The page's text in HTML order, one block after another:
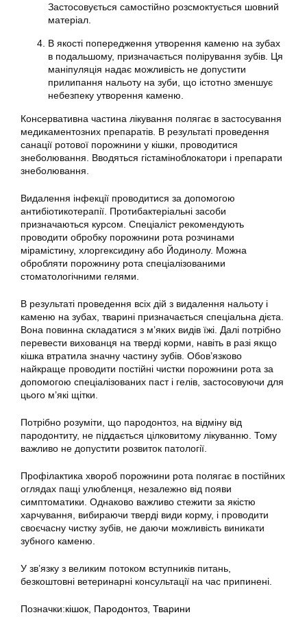
Застосовується самостійно розсмоктується шовний
матеріал.
В якості попередження утворення каменю на зубах
в подальшому, призначається полірування зубів. Ця
маніпуляція надає можливість не допустити
прилипання нальоту на зуби, що істотно зменшує
небезпеку утворення каменю.
Консервативна частина лікування полягає в застосування
медикаментозних препаратів. В результаті проведення
санації ротової порожнини у кішки, проводитися
знеболювання. Вводяться гістаміноблокатори і препарати
знеболювання.
Видалення інфекції проводитися за допомогою
антибіотикотерапії. Протибактеріальні засоби
призначаються курсом. Спеціаліст рекомендують
проводити обробку порожнини рота розчинами
мірамістину, хлоргексидину або Йодинолу. Можна
обробляти порожнину рота спеціалізованими
стоматологічними гелями.
В результаті проведення всіх дій з видалення нальоту і
каменю на зубах, тварині призначається спеціальна дієта.
Вона повинна складатися з м’яких видів їжі. Далі потрібно
перевести вихованця на тверді корми, навіть в разі якщо
кішка втратила значну частину зубів. Обов’язково
найкраще проводити постійні чистки порожнини рота за
допомогою спеціалізованих паст і гелів, застосовуючи для
цього м’які щітки.
Потрібно розуміти, що пародонтоз, на відміну від
пародонтиту, не піддається цілковитому лікуванню. Тому
важливо не допустити розвиток патології.
Профілактика хвороб порожнини рота полягає в постійних
оглядах пащі улюбленця, незалежно від появи
симптоматики. Однаково важливо стежити за якістю
харчування, вибираючи тверді види корму, і проводити
своєчасну чистку зубів, не даючи можливість виникати
зубного каменю.
У зв’язку з великим потоком вступників питань,
безкоштовні ветеринарні консультації на час припинені.
Позначки:кішок Пародонтоз Тварини